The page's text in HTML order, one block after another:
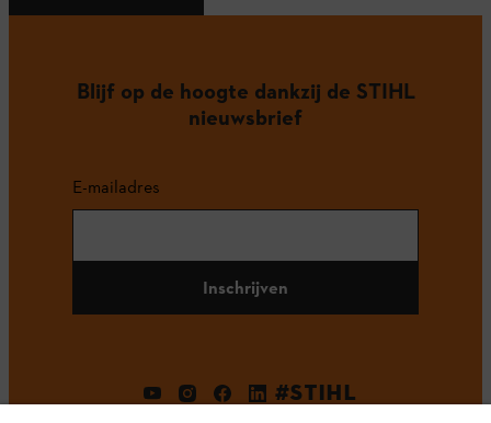
Blijf op de hoogte dankzij de STIHL
nieuwsbrief
E-mailadres
Inschrijven
#STIHL